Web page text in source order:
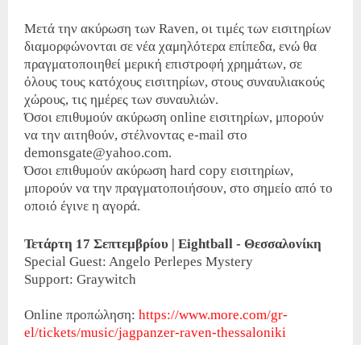
Μετά την ακύρωση των Raven, οι τιμές των εισιτηρίων
διαμορφώνονται σε νέα χαμηλότερα επίπεδα, ενώ θα
πραγματοποιηθεί μερική επιστροφή χρημάτων, σε
όλους τους κατόχους εισιτηρίων, στους συναυλιακούς
χώρους, τις ημέρες των συναυλιών.
Όσοι επιθυμούν ακύρωση online εισιτηρίων, μπορούν
να την αιτηθούν, στέλνοντας e-mail στο
demonsgate@yahoo.com.
Όσοι επιθυμούν ακύρωση hard copy εισιτηρίων,
μπορούν να την πραγματοποιήσουν, στο σημείο από το
οποιό έγινε η αγορά.
Τετάρτη 17 Σεπτεμβρίου | Eightball - Θεσσαλονίκη
Special Guest: Angelo Perlepes Mystery
Support: Graywitch
Online προπώληση: https://www.more.com/gr-
el/tickets/music/jagpanzer-raven-thessaloniki